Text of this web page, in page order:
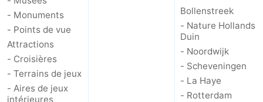
- Monuments
- Points de vue
Attractions
- Croisières
- Terrains de jeux
- Aires de jeux
intérieures
Bollenstreek
- Nature Hollands
Duin
- Noordwijk
- Scheveningen
- La Haye
- Rotterdam